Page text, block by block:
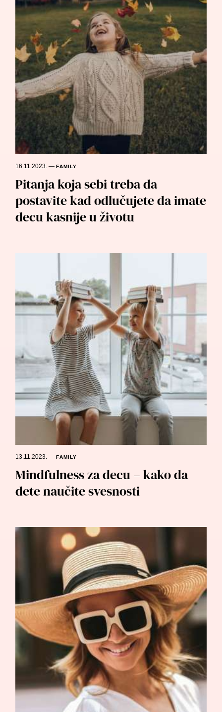
16.11.2023.—FAMILY
Pitanja koja sebi treba da
postavite kad odlučujete da imate
decu kasnije u životu
13.11.2023.—FAMILY
Mindfulness za decu – kako da
dete naučite svesnosti